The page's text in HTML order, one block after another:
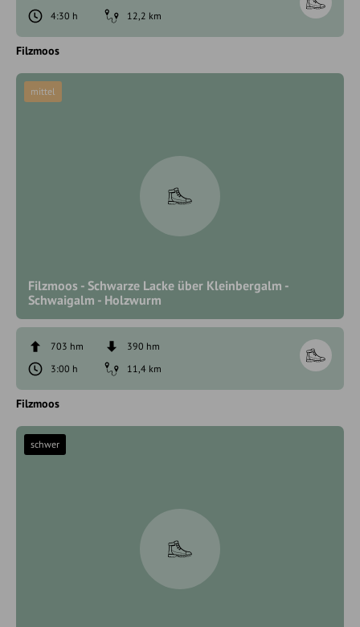
4:30 h
12,2 km
Filzmoos
Filzmoos - Schwarze Lacke über Kleinbergalm -
Schwaigalm - Holzwurm
mittel
703 hm
390 hm
3:00 h
11,4 km
Filzmoos
schwer